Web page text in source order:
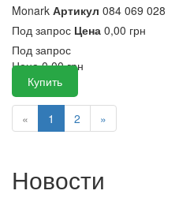
Monark Артикул 084 069 028
Под запрос Цена 0,00 грн
Под запрос
Цена 0,00грн
Купить
« 1 2 »
Новости